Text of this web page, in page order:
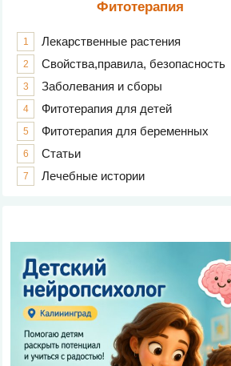
Фитотерапия
1 Лекарственные растения
2 Свойства,правила, безопасность
3 Заболевания и сборы
4 Фитотерапия для детей
5 Фитотерапия для беременных
6 Статьи
7 Лечебные истории